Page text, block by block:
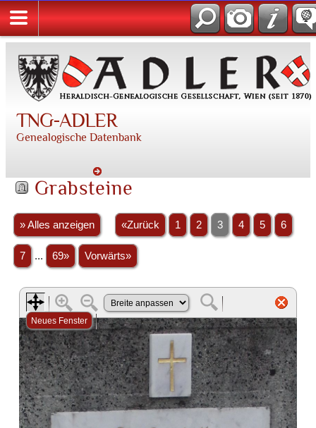
TNG-ADLER
Genealogische Datenbank
Grabsteine
» Alles anzeigen «Zurück 1 2 3 4 5 6
7 ... 69» Vorwärts»